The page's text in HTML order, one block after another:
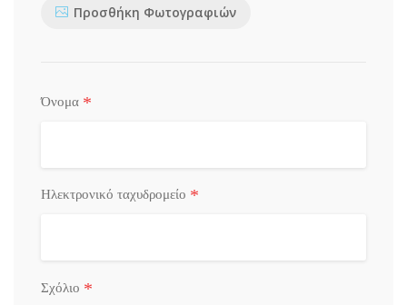
Προσθήκη Φωτογραφιών
Όνομα *
Ηλεκτρονικό ταχυδρομείο *
Σχόλιο *